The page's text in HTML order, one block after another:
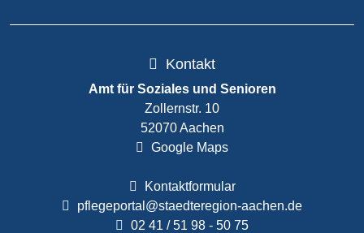
Kontakt
Amt für Soziales und Senioren
Zollernstr. 10
52070 Aachen
Google Maps
Kontaktformular
pflegeportal@staedteregion-aachen.de
02 41 / 51 98 - 50 75